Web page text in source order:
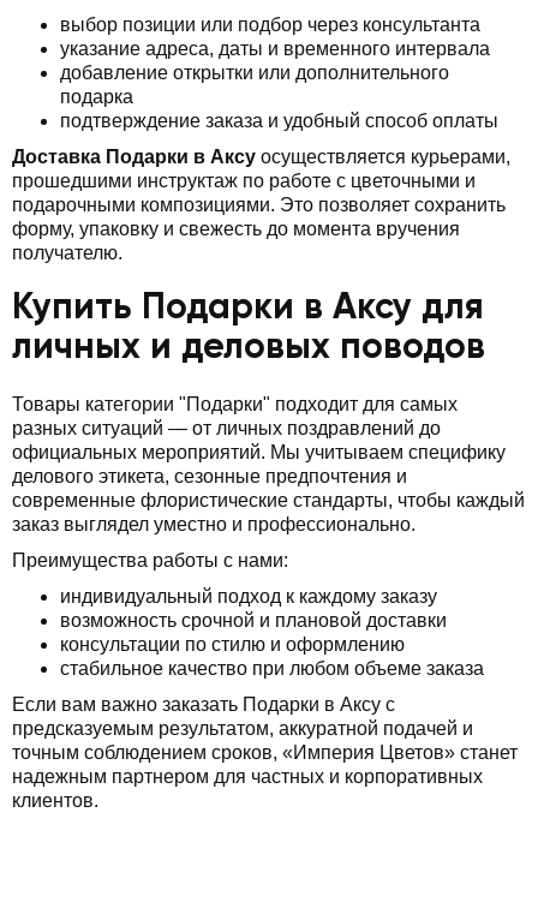
выбор позиции или подбор через консультанта
указание адреса, даты и временного интервала
добавление открытки или дополнительного
подарка
подтверждение заказа и удобный способ оплаты
Доставка Подарки в Аксу осуществляется курьерами,
прошедшими инструктаж по работе с цветочными и
подарочными композициями. Это позволяет сохранить
форму, упаковку и свежесть до момента вручения
получателю.
Купить Подарки в Аксу для
личных и деловых поводов
Товары категории "Подарки" подходит для самых
разных ситуаций — от личных поздравлений до
официальных мероприятий. Мы учитываем специфику
делового этикета, сезонные предпочтения и
современные флористические стандарты, чтобы каждый
заказ выглядел уместно и профессионально.
Преимущества работы с нами:
индивидуальный подход к каждому заказу
возможность срочной и плановой доставки
консультации по стилю и оформлению
стабильное качество при любом объеме заказа
Если вам важно заказать Подарки в Аксу с
предсказуемым результатом, аккуратной подачей и
точным соблюдением сроков, «Империя Цветов» станет
надежным партнером для частных и корпоративных
клиентов.